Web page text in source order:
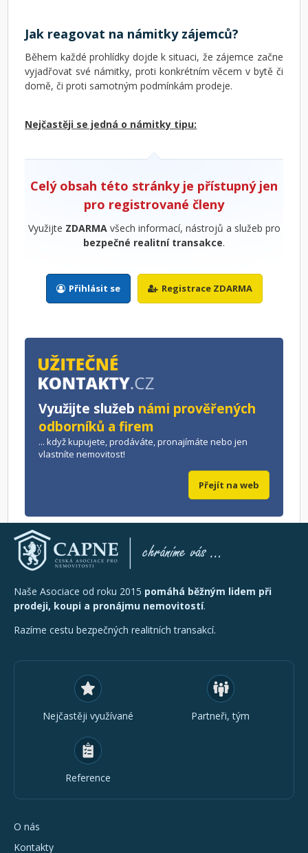
Jak reagovat na námitky zájemců?
Během každé prohlídky dojde k situaci, že zájemce začne
vyjadřovat své námitky, proti konkrétním věcem v bytě či
domě, či proti samotným podmínkám prodeje.
Nejčastěji se jedná o námitky tipu:
Celý obsah této stránky je přístupný jen
pro registrované členy
Využijte ZDARMAvšech informací, nástrojů a služeb pro
bezpečné realitní transakce.
Přihlásit se Registrace ZDARMA
Využijte služeb námi prověřených
odborníků a firem
... když kupujete, prodáváte, pronajímáte nebo jen
vlastníte nemovitost!
Přejít na web
Naše Asociace od roku 2015 pomáhá běžným lidem při
prodeji, koupi a pronájmu nemovitostí.
Razíme cestu bezpečných realitních transakcí.
Nejčastěji využívané Partneři, tým
Reference
O nás
Kontakty